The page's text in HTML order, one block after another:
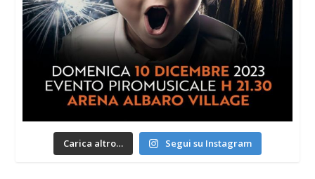
Carica altro… Segui su Instagram